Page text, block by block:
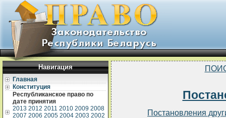
Навигация
Главная
Конституция
Республиканское право по
дате принятия
2013 2012 2011 2010 2009 2008
2007 2006 2005 2004 2003 2002
Постановления